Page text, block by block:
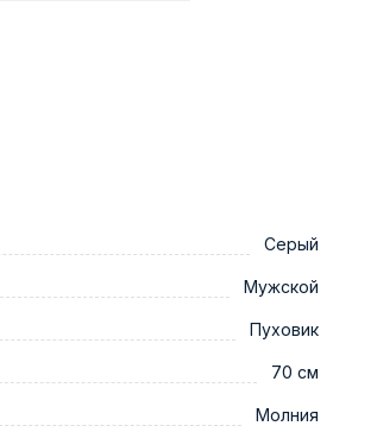
Серый
Мужской
Пуховик
70 см
Молния